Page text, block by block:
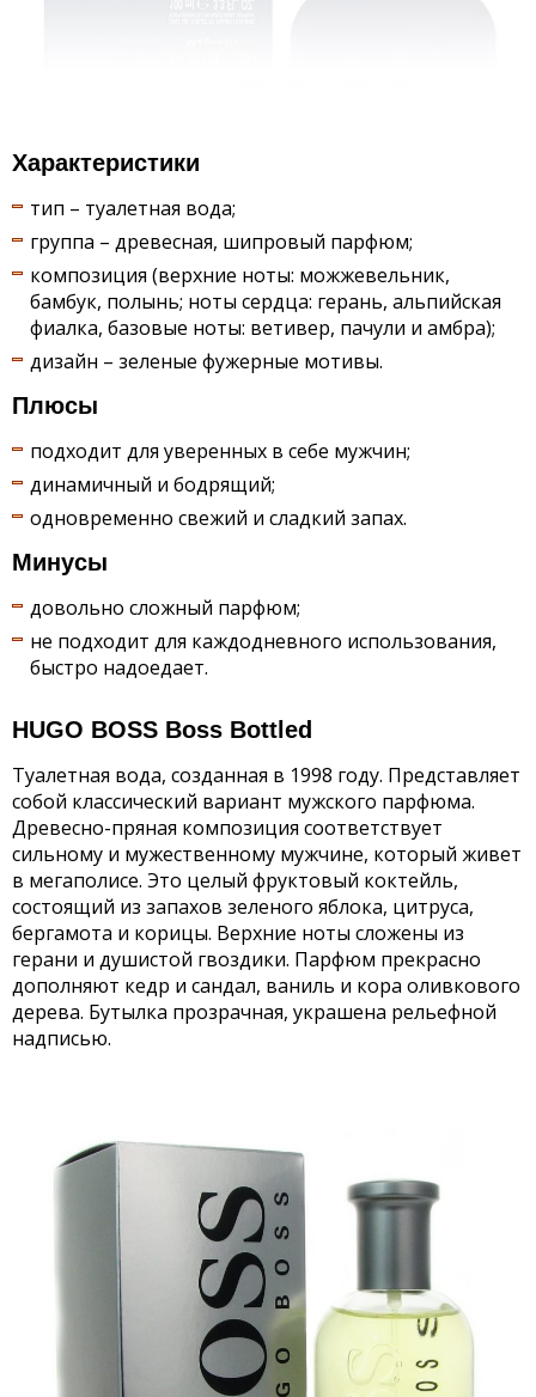
Характеристики
тип – туалетная вода;
группа – древесная, шипровый парфюм;
композиция (верхние ноты: можжевельник,
бамбук, полынь; ноты сердца: герань, альпийская
фиалка, базовые ноты: ветивер, пачули и амбра);
дизайн – зеленые фужерные мотивы.
Плюсы
подходит для уверенных в себе мужчин;
динамичный и бодрящий;
одновременно свежий и сладкий запах.
Минусы
довольно сложный парфюм;
не подходит для каждодневного использования,
быстро надоедает.
HUGO BOSS Boss Bottled
Туалетная вода, созданная в 1998 году. Представляет
собой классический вариант мужского парфюма.
Древесно-пряная композиция соответствует
сильному и мужественному мужчине, который живет
в мегаполисе. Это целый фруктовый коктейль,
состоящий из запахов зеленого яблока, цитруса,
бергамота и корицы. Верхние ноты сложены из
герани и душистой гвоздики. Парфюм прекрасно
дополняют кедр и сандал, ваниль и кора оливкового
дерева. Бутылка прозрачная, украшена рельефной
надписью.